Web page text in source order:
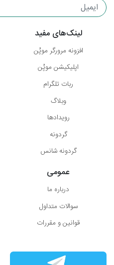
لینک‌های مفید
افزونه مرورگر موپُن
اپلیکیشن موپُن
ربات تلگرام
وبلاگ
رویدادها
گردونه
گردونه شانس
عمومی
درباره ما
سوالات متداول
قوانین و مقررات